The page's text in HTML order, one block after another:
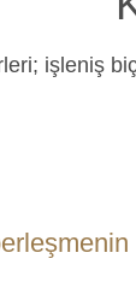
işleniş